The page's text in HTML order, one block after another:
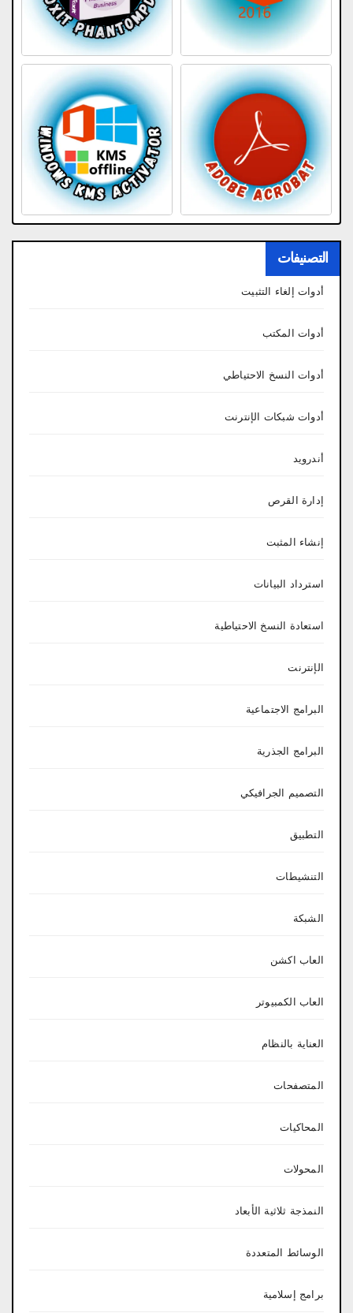
التصنيفات
أدوات إلغاء التثبيت
أدوات المكتب
أدوات النسخ الاحتياطي
أدوات شبكات الإنترنت
أندرويد
إدارة القرص
إنشاء المثبت
استرداد البيانات
استعادة النسخ الاحتياطية
الإنترنت
البرامج الاجتماعية
البرامج الجذرية
التصميم الجرافيكي
التطبيق
التنشيطات
الشبكة
العاب اكشن
العاب الكمبيوتر
العناية بالنظام
المتصفحات
المحاكيات
المحولات
النمذجة ثلاثية الأبعاد
الوسائط المتعددة
برامج إسلامية